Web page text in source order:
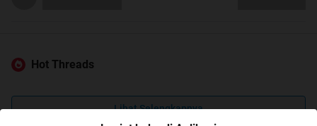
Hot Threads
Lihat Selengkapnya